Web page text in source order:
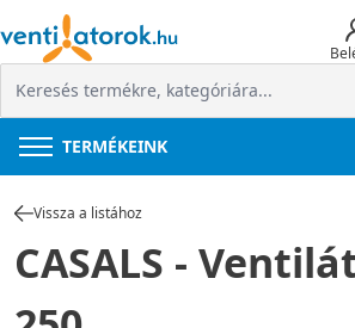
TERMÉKEINK
Vissza a listához
CASALS -